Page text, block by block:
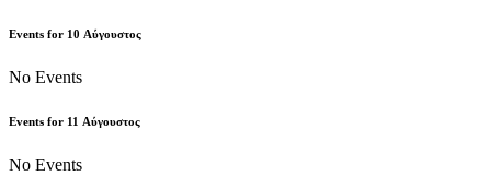
Events for 10 Αύγουστος
No Events
Events for 11 Αύγουστος
No Events